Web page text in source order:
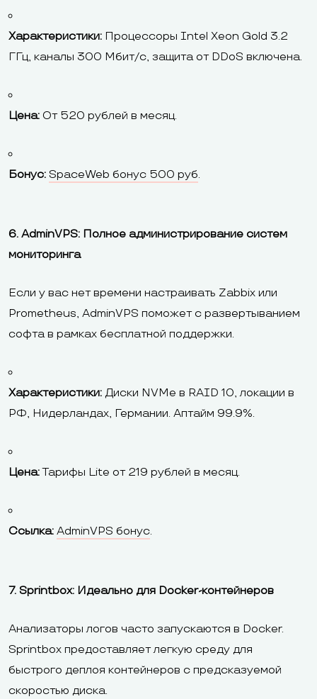
Характеристики: Процессоры Intel Xeon Gold 3.2
ГГц, каналы 300 Мбит/с, защита от DDoS включена.
Цена: От 520 рублей в месяц.
Бонус: SpaceWeb бонус 500 руб.
6. AdminVPS: Полное администрирование систем
мониторинга
Если у вас нет времени настраивать Zabbix или
Prometheus, AdminVPS поможет с развертыванием
софта в рамках бесплатной поддержки.
Характеристики: Диски NVMe в RAID 10, локации в
РФ, Нидерландах, Германии. Аптайм 99.9%.
Цена:Тарифы Lite от 219 рублей в месяц.
Ссылка: AdminVPS бонус.
7. Sprintbox: Идеально для Docker-контейнеров
Анализаторы логов часто запускаются в Docker.
Sprintbox предоставляет легкую среду для
быстрого деплоя контейнеров с предсказуемой
скоростью диска.